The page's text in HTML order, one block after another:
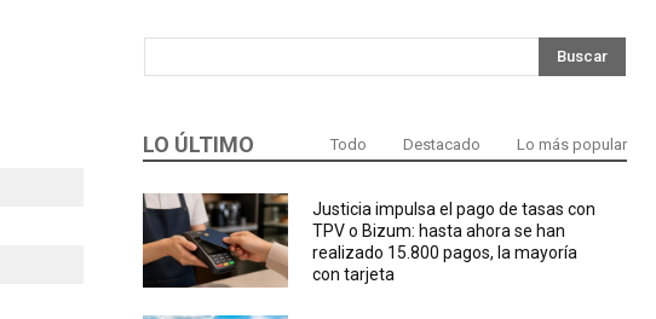
Buscar
LO ÚLTIMO Todo Destacado Lo más popular
Justicia impulsa el pago de tasas con
TPV o Bizum: hasta ahora se han
realizado 15.800 pagos, la mayoría
con tarjeta